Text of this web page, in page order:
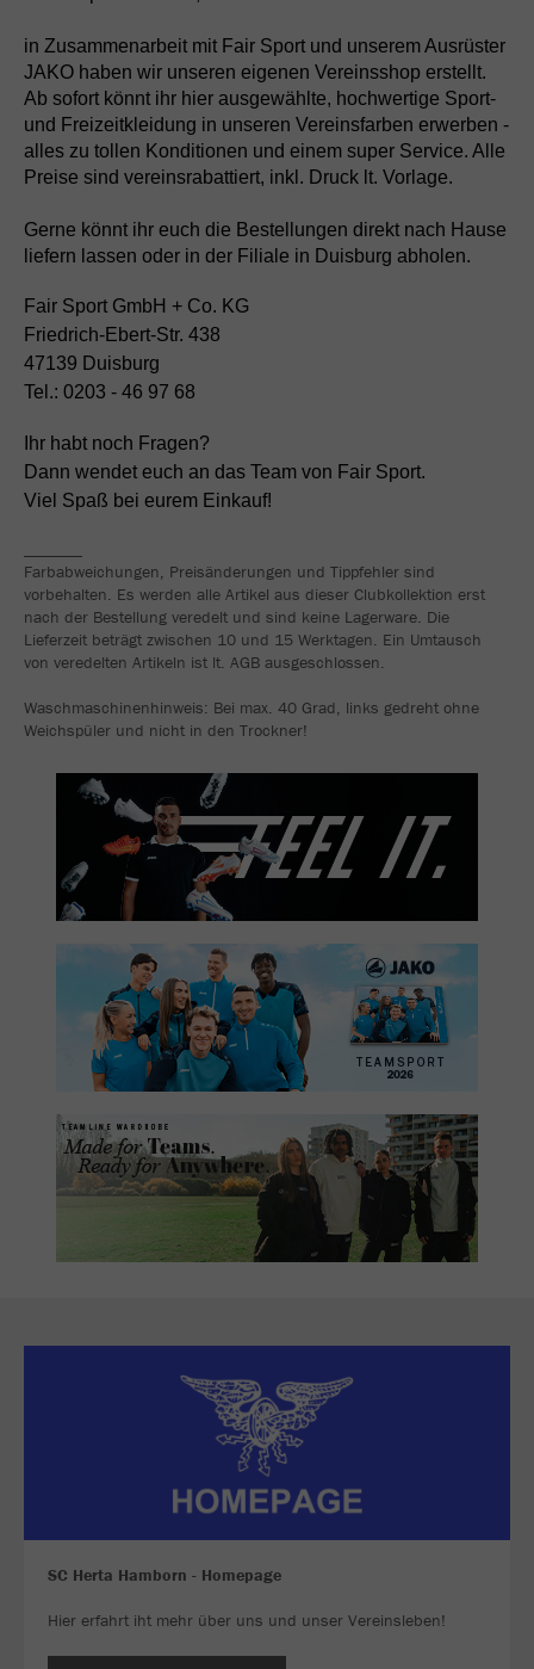
in Zusammenarbeit mit Fair Sport und unserem Ausrüster
JAKO haben wir unseren eigenen Vereinsshop erstellt.
Ab sofort könnt ihr hier ausgewählte, hochwertige Sport-
und Freizeitkleidung in unseren Vereinsfarben erwerben -
alles zu tollen Konditionen und einem super Service. Alle
Preise sind vereinsrabattiert, inkl. Druck lt. Vorlage.
Gerne könnt ihr euch die Bestellungen direkt nach Hause
liefern lassen oder in der Filiale in Duisburg abholen.
Fair Sport GmbH + Co. KG
Friedrich-Ebert-Str. 438
47139 Duisburg
Tel.: 0203 - 46 97 68
Ihr habt noch Fragen?
Dann wendet euch an das Team von Fair Sport.
Viel Spaß bei eurem Einkauf!
Farbabweichungen, Preisänderungen und Tippfehler sind
vorbehalten. Es werden alle Artikel aus dieser Clubkollektion erst
nach der Bestellung veredelt und sind keine Lagerware. Die
Lieferzeit beträgt zwischen 10 und 15 Werktagen. Ein Umtausch
von veredelten Artikeln ist lt. AGB ausgeschlossen.
Waschmaschinenhinweis: Bei max. 40 Grad, links gedreht ohne
Weichspüler und nicht in den Trockner!
SC Herta Hamborn - Homepage
Hier erfahrt iht mehr über uns und unser Vereinsleben!